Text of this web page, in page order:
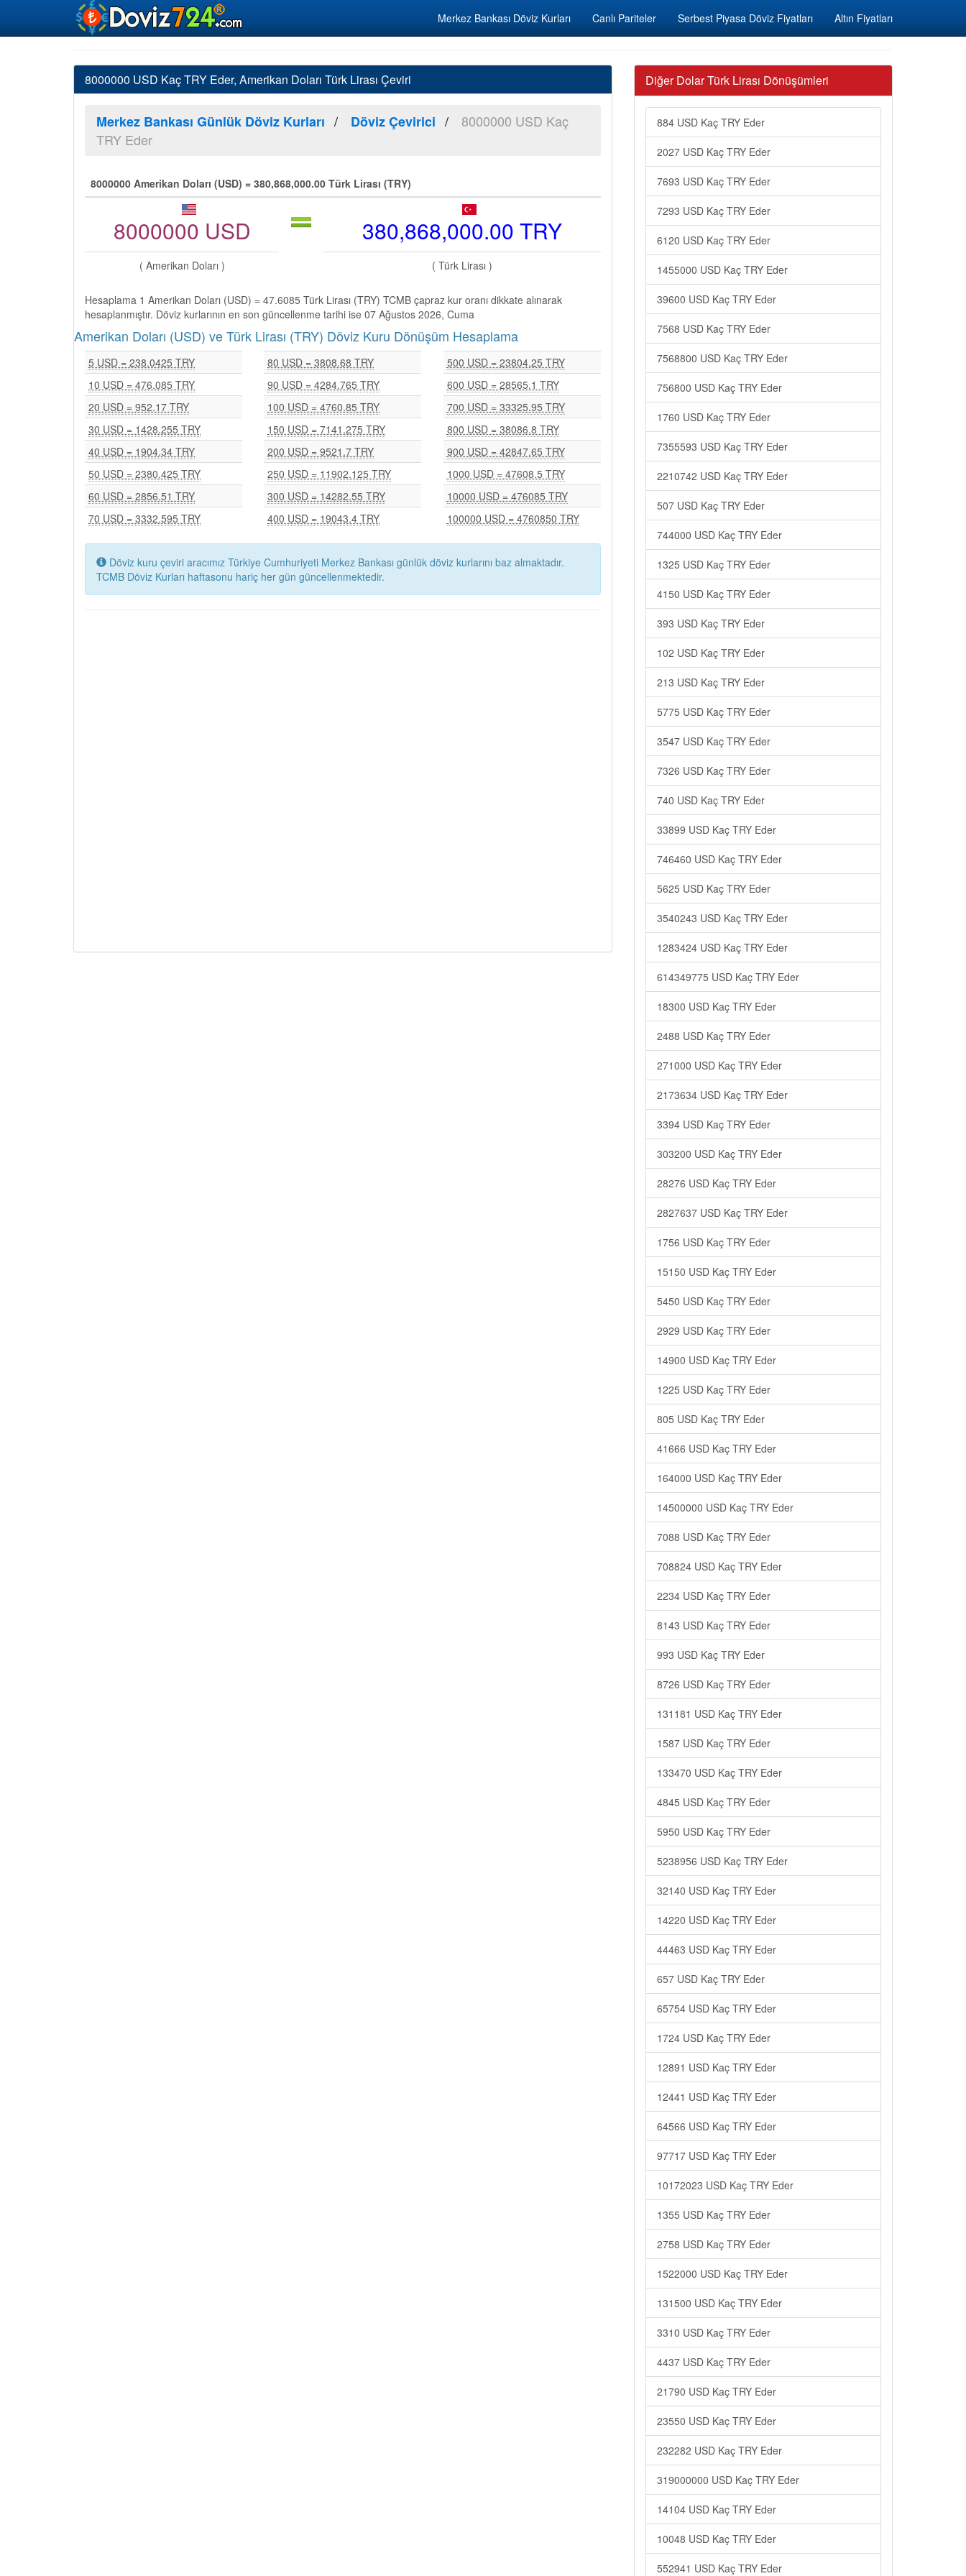
Merkez Bankası Döviz Kurları Canlı Pariteler Serbest Piyasa Döviz Fiyatları Altın Fiyatları
8000000 USD Kaç TRY Eder, Amerikan Doları Türk Lirası Çeviri
Merkez Bankası Günlük Döviz Kurları Döviz Çevirici
8000000 USD Kaç
TRY Eder
8000000 Amerikan Doları (USD) = 380,868,000.00 Türk Lirası (TRY)
8000000 USD 380,868,000.00 TRY
( Amerikan Doları ) ( Türk Lirası )
Hesaplama 1 Amerikan Doları (USD) = 47.6085 Türk Lirası (TRY) TCMB çapraz kur oranı dikkate alınarak
hesaplanmıştır. Döviz kurlarının en son güncellenme tarihi ise 07 Ağustos 2026, Cuma
Amerikan Doları (USD) ve Türk Lirası (TRY) Döviz Kuru Dönüşüm Hesaplama
5 USD = 238.0425 TRY
10 USD = 476.085 TRY
20 USD = 952.17 TRY
30 USD = 1428.255 TRY
40 USD = 1904.34 TRY
50 USD = 2380.425 TRY
60 USD = 2856.51 TRY
70 USD = 3332.595 TRY
80 USD = 3808.68 TRY
90 USD = 4284.765 TRY
100 USD = 4760.85 TRY
150 USD = 7141.275 TRY
200 USD = 9521.7 TRY
250 USD = 11902.125 TRY
300 USD = 14282.55 TRY
400 USD = 19043.4 TRY
500 USD = 23804.25 TRY
600 USD = 28565.1 TRY
700 USD = 33325.95 TRY
800 USD = 38086.8 TRY
900 USD = 42847.65 TRY
1000 USD = 47608.5 TRY
10000 USD = 476085 TRY
100000 USD = 4760850 TRY
Döviz kuru çeviri aracımız Türkiye Cumhuriyeti Merkez Bankası günlük döviz kurlarını baz almaktadır.
TCMB Döviz Kurları haftasonu hariç her gün güncellenmektedir.
Diğer Dolar Türk Lirası Dönüşümleri
884 USD Kaç TRY Eder
2027 USD Kaç TRY Eder
7693 USD Kaç TRY Eder
7293 USD Kaç TRY Eder
6120 USD Kaç TRY Eder
1455000 USD Kaç TRY Eder
39600 USD Kaç TRY Eder
7568 USD Kaç TRY Eder
7568800 USD Kaç TRY Eder
756800 USD Kaç TRY Eder
1760 USD Kaç TRY Eder
7355593 USD Kaç TRY Eder
2210742 USD Kaç TRY Eder
507 USD Kaç TRY Eder
744000 USD Kaç TRY Eder
1325 USD Kaç TRY Eder
4150 USD Kaç TRY Eder
393 USD Kaç TRY Eder
102 USD Kaç TRY Eder
213 USD Kaç TRY Eder
5775 USD Kaç TRY Eder
3547 USD Kaç TRY Eder
7326 USD Kaç TRY Eder
740 USD Kaç TRY Eder
33899 USD Kaç TRY Eder
746460 USD Kaç TRY Eder
5625 USD Kaç TRY Eder
3540243 USD Kaç TRY Eder
1283424 USD Kaç TRY Eder
614349775 USD Kaç TRY Eder
18300 USD Kaç TRY Eder
2488 USD Kaç TRY Eder
271000 USD Kaç TRY Eder
2173634 USD Kaç TRY Eder
3394 USD Kaç TRY Eder
303200 USD Kaç TRY Eder
28276 USD Kaç TRY Eder
2827637 USD Kaç TRY Eder
1756 USD Kaç TRY Eder
15150 USD Kaç TRY Eder
5450 USD Kaç TRY Eder
2929 USD Kaç TRY Eder
14900 USD Kaç TRY Eder
1225 USD Kaç TRY Eder
805 USD Kaç TRY Eder
41666 USD Kaç TRY Eder
164000 USD Kaç TRY Eder
14500000 USD Kaç TRY Eder
7088 USD Kaç TRY Eder
708824 USD Kaç TRY Eder
2234 USD Kaç TRY Eder
8143 USD Kaç TRY Eder
993 USD Kaç TRY Eder
8726 USD Kaç TRY Eder
131181 USD Kaç TRY Eder
1587 USD Kaç TRY Eder
133470 USD Kaç TRY Eder
4845 USD Kaç TRY Eder
5950 USD Kaç TRY Eder
5238956 USD Kaç TRY Eder
32140 USD Kaç TRY Eder
14220 USD Kaç TRY Eder
44463 USD Kaç TRY Eder
657 USD Kaç TRY Eder
65754 USD Kaç TRY Eder
1724 USD Kaç TRY Eder
12891 USD Kaç TRY Eder
12441 USD Kaç TRY Eder
64566 USD Kaç TRY Eder
97717 USD Kaç TRY Eder
10172023 USD Kaç TRY Eder
1355 USD Kaç TRY Eder
2758 USD Kaç TRY Eder
1522000 USD Kaç TRY Eder
131500 USD Kaç TRY Eder
3310 USD Kaç TRY Eder
4437 USD Kaç TRY Eder
21790 USD Kaç TRY Eder
23550 USD Kaç TRY Eder
232282 USD Kaç TRY Eder
319000000 USD Kaç TRY Eder
14104 USD Kaç TRY Eder
10048 USD Kaç TRY Eder
552941 USD Kaç TRY Eder